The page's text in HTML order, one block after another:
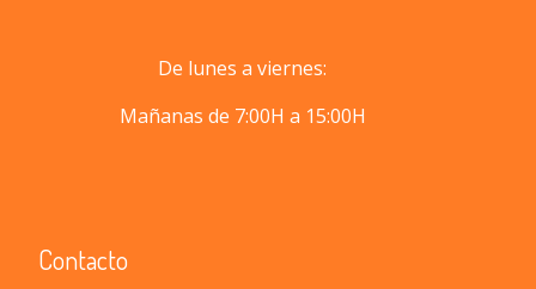
De lunes a viernes:
Mañanas de 7:00H a 15:00H
Contacto